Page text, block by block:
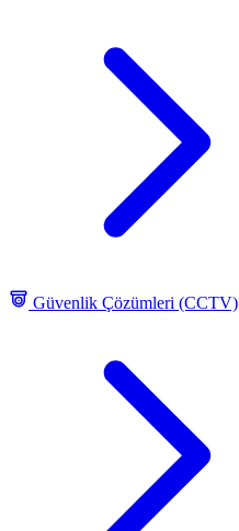
Güvenlik Çözümleri (CCTV)